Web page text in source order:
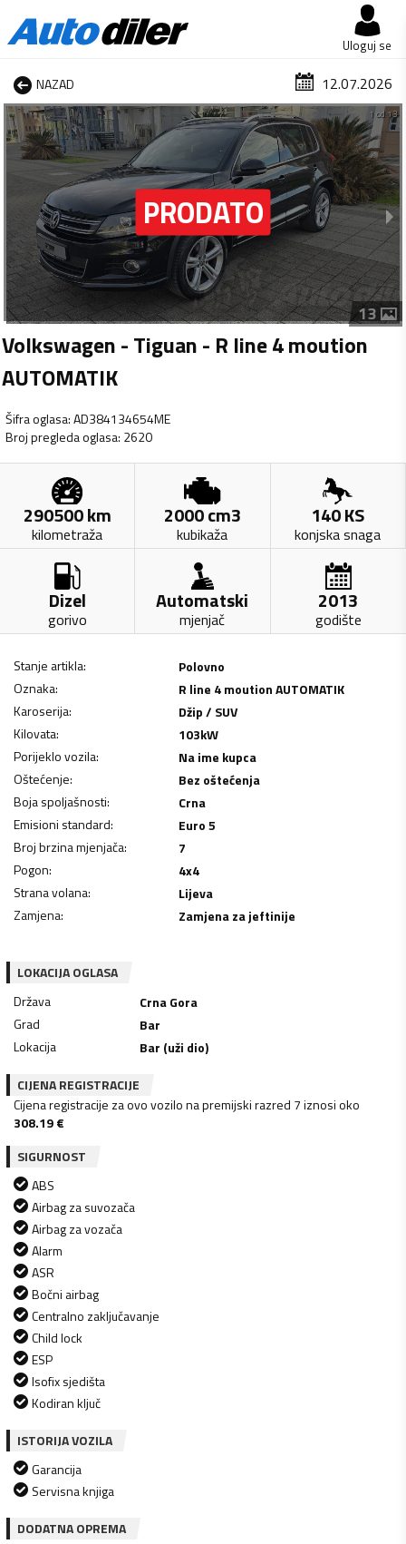
Uloguj se
NAZAD 12.07.2026
1 od 13
13
Volkswagen - Tiguan - R line 4 moution
AUTOMATIK
Šifra oglasa:AD384134654ME
Broj pregleda oglasa: 2620
290500km
kilometraža
2000cm3
kubikaža
140KS
konjska snaga
Dizel
gorivo
Automatski
mjenjač
2013
godište
Stanje artikla:
Polovno
Oznaka:
R line 4 moution AUTOMATIK
Karoserija:
Džip / SUV
Kilovata: 103kW
Porijeklo vozila:
Na ime kupca
Oštećenje:
Bez oštećenja
Boja spoljašnosti:
Crna
Emisioni standard:
Euro 5
Broj brzina mjenjača:
7
Pogon:
4x4
Strana volana:
Lijeva
Zamjena: Zamjena za jeftinije
LOKACIJA OGLASA
Država
Crna Gora
Grad
Bar
Lokacija
Bar (uži dio)
CIJENA REGISTRACIJE
Cijena registracije za ovo vozilo na premijski razred 7 iznosi oko
308.19€
SIGURNOST
ABS
Airbag za suvozača
Airbag za vozača
Alarm
ASR
Bočni airbag
Centralno zaključavanje
Child lock
ESP
Isofix sjedišta
Kodiran ključ
ISTORIJA VOZILA
Garancija
Servisna knjiga
DODATNA OPREMA